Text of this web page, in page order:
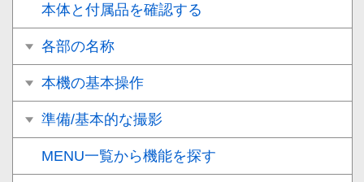
本体と付属品を確認する
各部の名称
本機の基本操作
準備/基本的な撮影
MENU一覧から機能を探す